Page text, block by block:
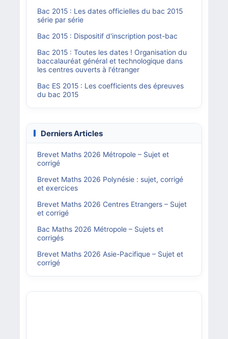
Bac 2015 : Les dates officielles du bac 2015
série par série
Bac 2015 : Dispositif d'inscription post-bac
Bac 2015 : Toutes les dates ! Organisation du
baccalauréat général et technologique dans
les centres ouverts à l'étranger
Bac ES 2015 : Les coefficients des épreuves
du bac 2015
Derniers Articles
Brevet Maths 2026 Métropole – Sujet et
corrigé
Brevet Maths 2026 Polynésie : sujet, corrigé
et exercices
Brevet Maths 2026 Centres Etrangers – Sujet
et corrigé
Bac Maths 2026 Métropole – Sujets et
corrigés
Brevet Maths 2026 Asie-Pacifique – Sujet et
corrigé